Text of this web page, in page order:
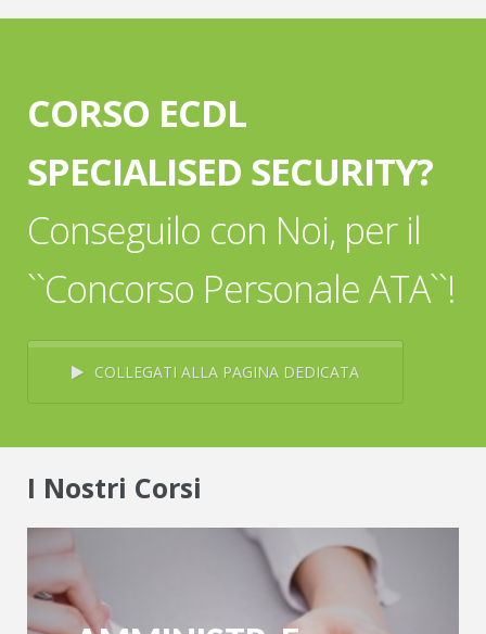
CORSO ECDL
SPECIALISED SECURITY?
Conseguilo con Noi, per il
``Concorso Personale ATA``!
COLLEGATI ALLA PAGINA DEDICATA
I Nostri Corsi